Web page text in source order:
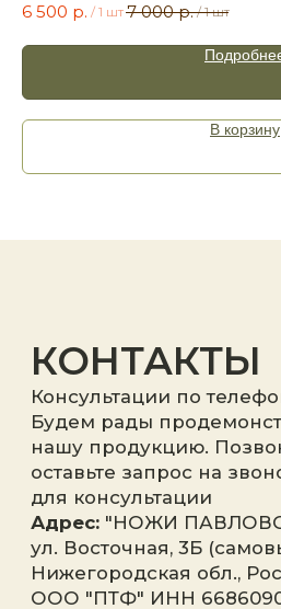
6 500 р. / 1 шт 7 000 р. / 1 шт
В корзину